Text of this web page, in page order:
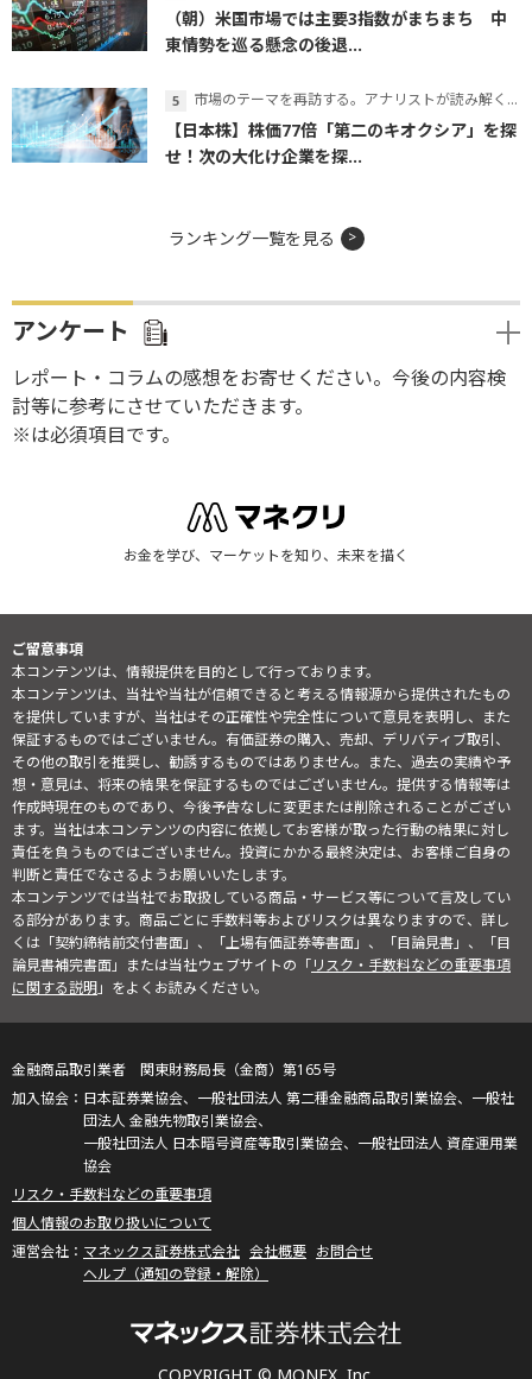
（朝）米国市場では主要3指数がまちまち 中
東情勢を巡る懸念の後退...
市場のテーマを再訪する。アナリストが読み解くテーマの本質
【日本株】株価77倍「第二のキオクシア」を探
せ！次の大化け企業を探...
ランキング一覧を見る
アンケート
レポート・コラムの感想をお寄せください。今後の内容検
討等に参考にさせていただきます。
※は必須項目です。
お金を学び、マーケットを知り、未来を描く
ご留意事項
本コンテンツは、情報提供を目的として行っております。
本コンテンツは、当社や当社が信頼できると考える情報源から提供されたもの
を提供していますが、当社はその正確性や完全性について意見を表明し、また
保証するものではございません。有価証券の購入、売却、デリバティブ取引、
その他の取引を推奨し、勧誘するものではありません。また、過去の実績や予
想・意見は、将来の結果を保証するものではございません。提供する情報等は
作成時現在のものであり、今後予告なしに変更または削除されることがござい
ます。当社は本コンテンツの内容に依拠してお客様が取った行動の結果に対し
責任を負うものではございません。投資にかかる最終決定は、お客様ご自身の
判断と責任でなさるようお願いいたします。
本コンテンツでは当社でお取扱している商品・サービス等について言及してい
る部分があります。商品ごとに手数料等およびリスクは異なりますので、詳し
くは「契約締結前交付書面」、「上場有価証券等書面」、「目論見書」、「目
論見書補完書面」または当社ウェブサイトの「リスク・手数料などの重要事項
に関する説明」をよくお読みください。
COPYRIGHT © MONEX, Inc.
金融商品取引業者 関東財務局長（金商）第165号
日本証券業協会、一般社団法人 第二種金融商品取引業協会、一般社
団法人 金融先物取引業協会、
一般社団法人 日本暗号資産等取引業協会、一般社団法人 資産運用業
協会
リスク・手数料などの重要事項
個人情報のお取り扱いについて
マネックス証券株式会社 会社概要 お問合せ
ヘルプ（通知の登録・解除）